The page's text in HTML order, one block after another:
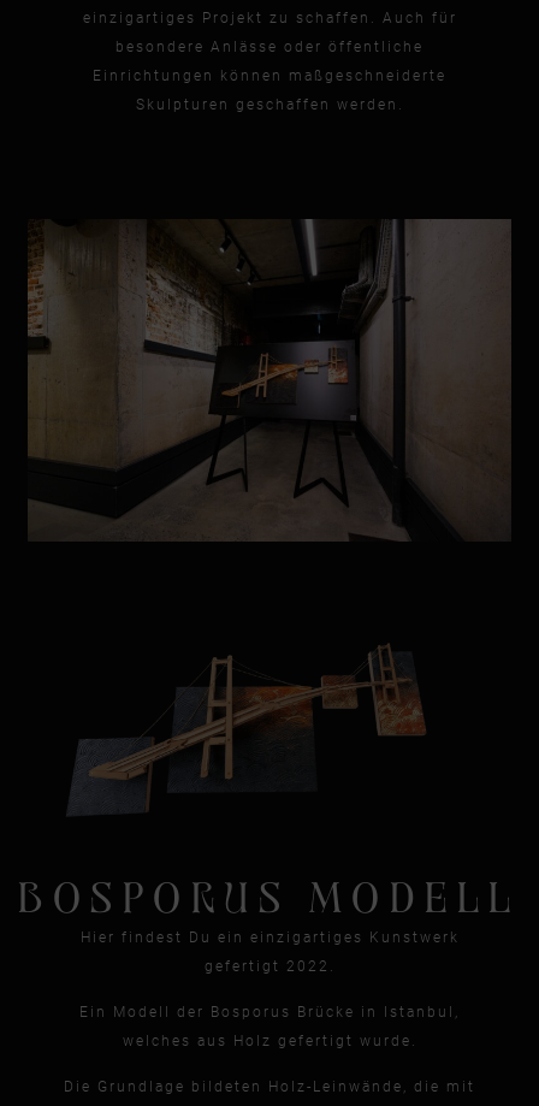
einzigartiges Projekt zu schaffen. Auch für
besondere Anlässe oder öffentliche
Einrichtungen können maßgeschneiderte
Skulpturen geschaffen werden.
BOSPORUS MODELL
Hier findest Du ein einzigartiges Kunstwerk
gefertigt 2022.
Ein Modell der Bosporus Brücke in Istanbul,
welches aus Holz gefertigt wurde.
Die Grundlage bildeten Holz-Leinwände, die mit